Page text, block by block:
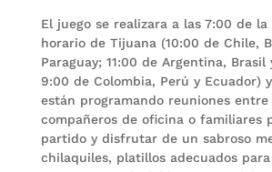
El juego se realizara a las 7:00 de la
horario de Tijuana (10:00 de Chile,
Paraguay; 11:00 de Argentina, Brasil
9:00 de Colombia, Perú y Ecuador)
están programando reuniones entre
compañeros de oficina o familiares
partido y disfrutar de un sabroso
chilaquiles, platillos adecuados